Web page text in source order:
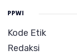
PPWI
Kode Etik
Redaksi